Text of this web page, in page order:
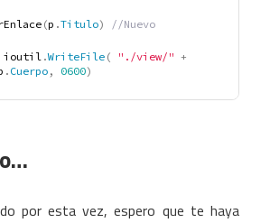
(p .Titulo) //Nuevo
ioutil .WriteFile ( "./view/" +
. Cuerpo , 0600)
por esta vez, espero que te haya